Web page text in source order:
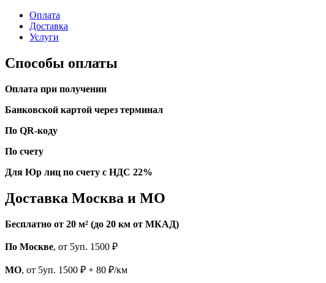
Оплата
Доставка
Услуги
Способы оплаты
Оплата при получении
Банковской картой через терминал
По QR-коду
По счету
Для Юр лиц по счету с НДС 22%
Доставка Москва и МО
Бесплатно от 20 м² (до 20 км от МКАД)
По Москве, от 5уп. 1500 ₽
МО, от 5уп. 1500 ₽ + 80 ₽/км